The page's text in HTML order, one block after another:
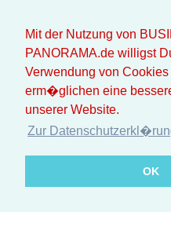
Mit der Nutzung von
PANORAMA.de willigst
Verwendung von
erm�glichen eine
unserer Website.
Zur
OK